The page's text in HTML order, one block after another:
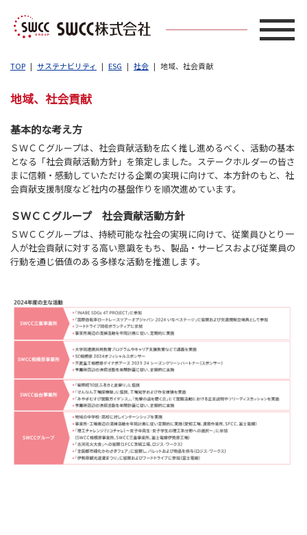
TOP サステナビリティ ESG 社会 地域、社会貢献
地域、社会貢献
基本的な考え方
ＳＷＣＣグループは、社会貢献活動を広く推し進めるべく、活動の基本
となる「社会貢献活動方針」を策定しました。ステークホルダーの皆さ
まに信頼・感動していただける企業の実現に向けて、本方針のもと、社
会貢献支援制度など社内の基盤作りを順次進めています。
ＳＷＣＣグループ 社会貢献活動方針
ＳＷＣＣグループは、持続可能な社会の実現に向けて、従業員ひとり一
人が社会貢献に対する高い意識をもち、製品・サービスおよび従業員の
行動を通じ価値のある多様な活動を推進します。